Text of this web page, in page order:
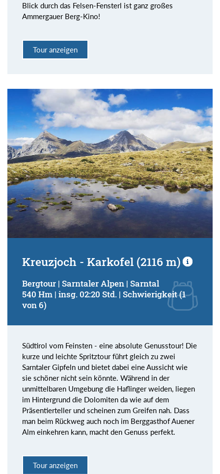
Blick durch das Felsen-Fensterl ist ganz großes
Ammergauer Berg-Kino!
Tour anzeigen
Kreuzjoch - Karkofel (2116 m)
Bergtour | Sarntaler Alpen | Sarntal
540 Hm | insg. 02:20 Std. | Schwierigkeit (1
von 6)
Südtirol vom Feinsten - eine absolute Genusstour! Die
kurze und leichte Spritztour führt gleich zu zwei
Sarntaler Gipfeln und bietet dabei eine Aussicht wie
sie schöner nicht sein könnte. Während in der
unmittelbaren Umgebung die Haflinger weiden, liegen
im Hintergrund die Dolomiten da wie auf dem
Präsentierteller und scheinen zum Greifen nah. Dass
man beim Rückweg auch noch im Berggasthof Auener
Alm einkehren kann, macht den Genuss perfekt.
Tour anzeigen